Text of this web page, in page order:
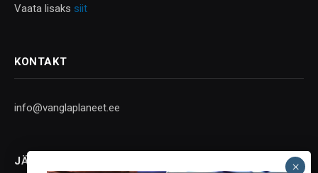
Vaata lisaks siit
KONTAKT
info@vanglaplaneet.ee
JÄLGI SOTSIAALMEEDIAS